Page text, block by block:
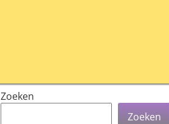
Zoeken
Zoeken